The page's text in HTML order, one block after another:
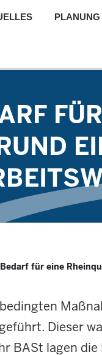
PLANUNG
für eine
Dieser
BASt lagen